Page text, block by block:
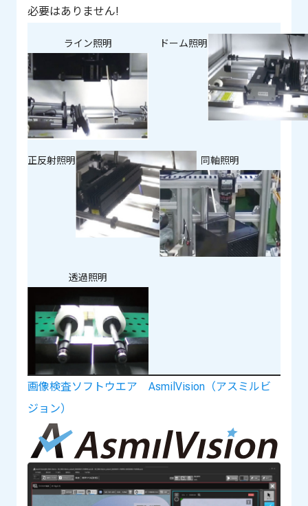
必要はありません!
ライン照明 ドーム照明
正反射照明 同軸照明
透過照明
画像検査ソフトウエア AsmilVision（アスミルビ
ジョン）